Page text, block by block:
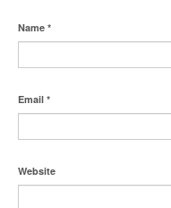
Name *
Email *
Website